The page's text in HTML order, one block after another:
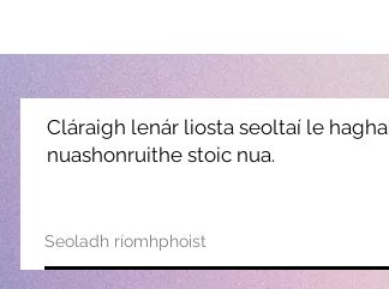
Cláraigh lenár liosta seoltaí le
nuashonruithe stoic nua.